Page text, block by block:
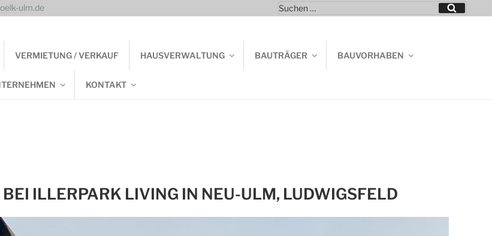
ulm.de
Suchen
nach:
Suchen
VERMIETUNG / VERKAUF HAUSVERWALTUNG BAUTRÄGER BAUVORHABEN
KONTAKT
ILLERPARK LIVING IN NEU-ULM, LUDWIGSFELD